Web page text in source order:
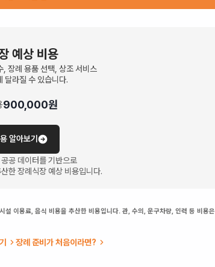
예상 비용
장례 용품 선택, 상조 서비스
달라질 수 있습니다.
900,000원
알아보기
공 데이터를 기반으로
한 장례식장 예상 비용입니다.
이용료, 음식 비용을 추산한 비용입니다. 관, 수의, 운구차량, 인력 등 비용은
장례 준비가 처음이라면?